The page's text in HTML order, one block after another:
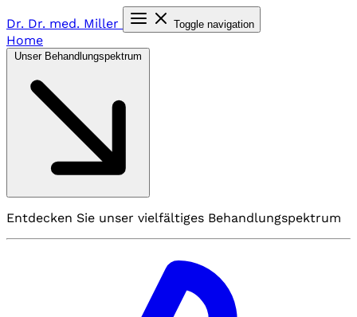
Dr. Dr. med. Miller Toggle navigation
Home
Entdecken Sie unser vielfältiges Behandlungspektrum